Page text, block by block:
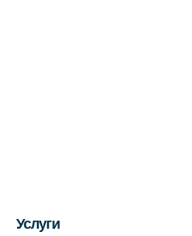
Медицинский центр
Услуги